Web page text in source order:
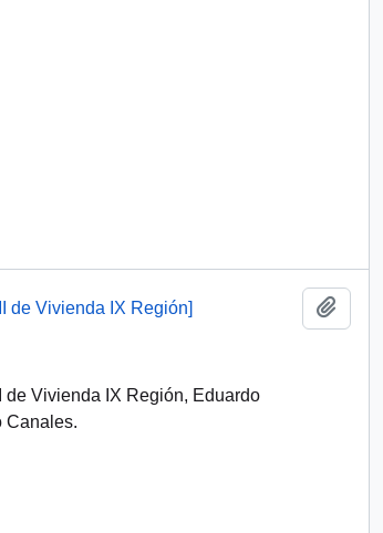
de Vivienda IX Región]
Vivienda IX Región, Eduardo
Canales.